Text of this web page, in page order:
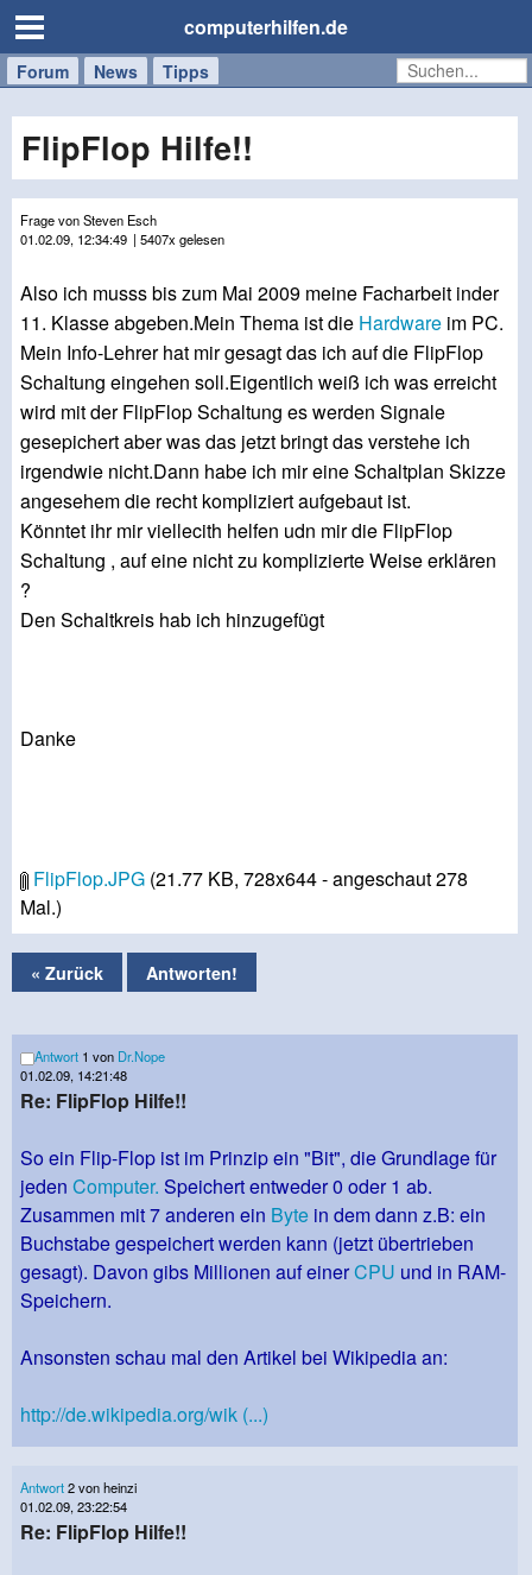
computerhilfen.de
Forum News Tipps
Handy
Tablet
Windows
Mac
FlipFlop Hilfe!!
Frage von Steven Esch
01.02.09, 12:34:49 | 5407x gelesen
Also ich musss bis zum Mai 2009 meine Facharbeit inder
11. Klasse abgeben.Mein Thema ist die Hardware im PC.
Mein Info-Lehrer hat mir gesagt das ich auf die FlipFlop
Schaltung eingehen soll.Eigentlich weiß ich was erreicht
wird mit der FlipFlop Schaltung es werden Signale
gesepichert aber was das jetzt bringt das verstehe ich
irgendwie nicht.Dann habe ich mir eine Schaltplan Skizze
angesehem die recht kompliziert aufgebaut ist.
Könntet ihr mir viellecith helfen udn mir die FlipFlop
Schaltung , auf eine nicht zu komplizierte Weise erklären
?
Den Schaltkreis hab ich hinzugefügt
Danke
FlipFlop.JPG (21.77 KB, 728x644 - angeschaut 278
Mal.)
« Zurück Antworten!
Antwort 1 von Dr.Nope
01.02.09, 14:21:48
Re: FlipFlop Hilfe!!
So ein Flip-Flop ist im Prinzip ein "Bit", die Grundlage für
jeden Computer. Speichert entweder 0 oder 1 ab.
Zusammen mit 7 anderen ein Byte in dem dann z.B: ein
Buchstabe gespeichert werden kann (jetzt übertrieben
gesagt). Davon gibs Millionen auf einerCPU und in RAM-
Speichern.
Ansonsten schau mal den Artikel bei Wikipedia an:
http://de.wikipedia.org/wik (...)
Antwort2 von heinzi
01.02.09, 23:22:54
Re: FlipFlop Hilfe!!